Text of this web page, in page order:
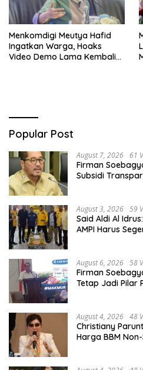
Menkomdigi Meutya Hafid
Ingatkan Warga, Hoaks
Video Demo Lama Kembali
Popular Post
August 7, 2026 61
Firman
Subsidi
August 3, 2026 59
Said Aldi Al
AMPI Harus
August 6, 2026 58
Firman
Tetap Jadi Pilar
August 4, 2026 48
Christiany
Harga BBM